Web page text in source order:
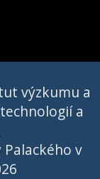
výzkumu a
a
v